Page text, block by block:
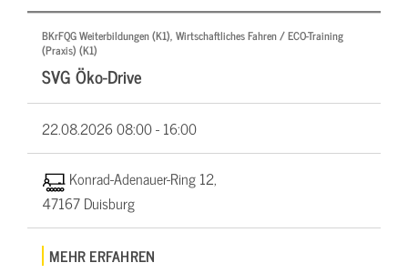
BKrFQG Weiterbildungen (K1), Wirtschaftliches Fahren / ECO-Training
(Praxis) (K1)
SVG Öko-Drive
22.08.202608:00 - 16:00
Konrad-Adenauer-Ring 12,
47167 Duisburg
MEHR ERFAHREN